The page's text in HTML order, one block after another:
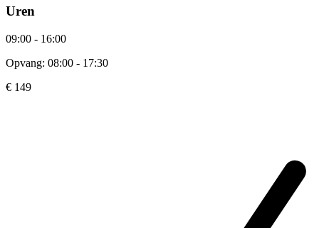
Uren
09:00 - 16:00
Opvang: 08:00 - 17:30
€ 149